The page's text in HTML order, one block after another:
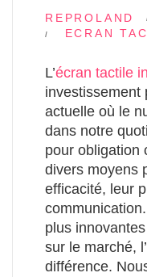
REPROLAND
ECRAN
L’écran tactile
investissement
actuelle où le
dans notre
pour obligation
divers moyens
efficacité, leur
plus
sur le marché,
différence.